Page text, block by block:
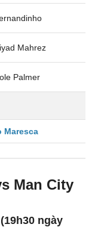
Mahrez
Palmer
Maresca
Man City
ngày